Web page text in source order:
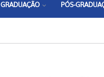
GRADUAÇÃO PÓS-